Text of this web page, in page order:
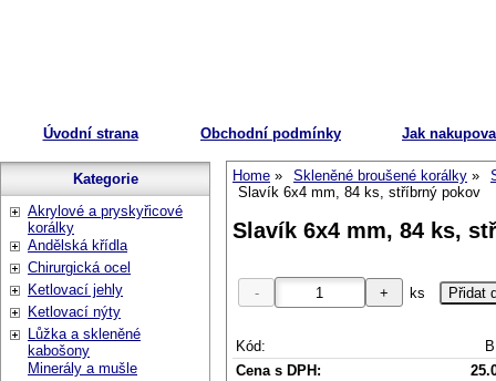
Úvodní strana Obchodní podmínky Jak
Home Skleněné broušené korálky
Slavík 6x4 mm, 84 ks, stříbrný pokov
Slavík 6x4 mm, 84 ks,
ks
Kód:
Cena s DPH:
Kategorie
Akrylové a pryskyřicové
korálky
Andělská křídla
Chirurgická ocel
Ketlovací jehly
Ketlovací nýty
Lůžka a skleněné
kabošony
Minerály a mušle